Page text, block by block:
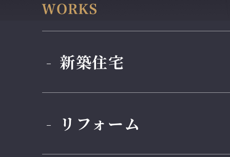
新築住宅
リフォーム